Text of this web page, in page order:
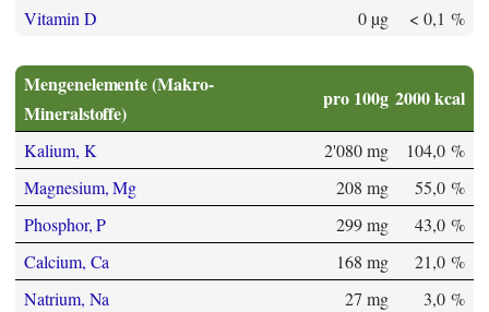
Vitamin D
0 µg < 0,1 %
Mengenelemente (Makro-
Mineralstoffe)
pro 100g 2000 kcal
Kalium, K 2'080 mg
104,0 %
Magnesium, Mg
208 mg
55,0 %
Phosphor, P
299 mg
43,0 %
Calcium, Ca
168 mg
21,0 %
Natrium, Na
27 mg 3,0 %